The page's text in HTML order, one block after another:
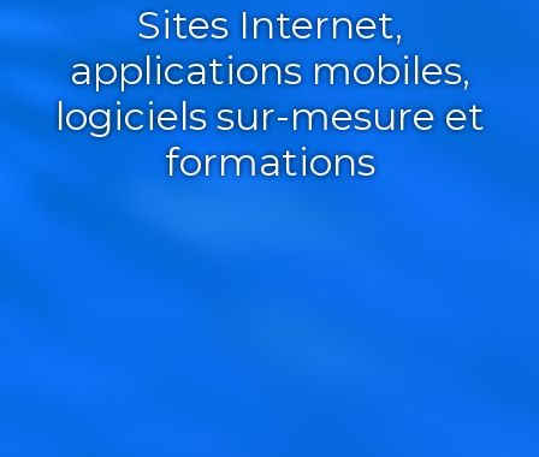
Sites Internet,
applications mobiles,
logiciels sur-mesure et
formations